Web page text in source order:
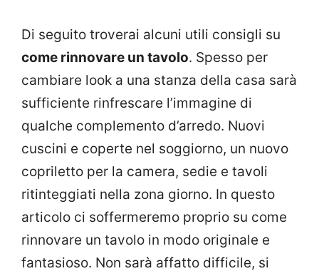
Di seguito troverai alcuni utili consigli su
come rinnovare un tavolo. Spesso per
cambiare look a una stanza della casa sarà
sufficiente rinfrescare l’immagine di
qualche complemento d’arredo. Nuovi
cuscini e coperte nel soggiorno, un nuovo
copriletto per la camera, sedie e tavoli
ritinteggiati nella zona giorno. In questo
articolo ci soffermeremo proprio su come
rinnovare un tavolo in modo originale e
fantasioso. Non sarà affatto difficile, si